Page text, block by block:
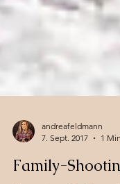
andreafeldmann
7. Sept. 2017
1